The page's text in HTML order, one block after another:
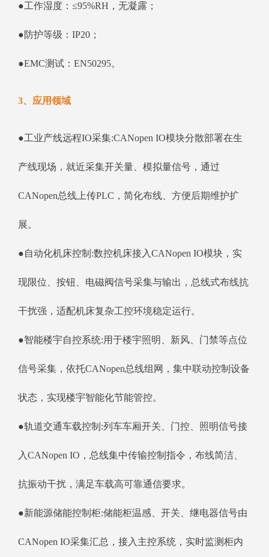
●工作湿度：≤95%RH，无凝露；
●防护等级：IP20；
●EMC测试：EN50295。
3、应用领域
●工业产线远程IO采集:CANopen IO模块分散部署在生
产线现场，就近采集开关量、模拟量信号，通过
CANopen总线上传PLC，简化布线、方便后期维护扩
展。
●自动化机床控制:数控机床接入CANopen IO模块，实
现限位、按钮、电磁阀信号采集与输出，总线式布线抗
干扰强，适配机床复杂工控环境稳定运行。
●智能楼宇自控系统:用于楼宇照明、新风、门禁等点位
信号采集，依托CANopen总线组网，集中联动控制设备
状态，实现楼宇智能化节能管控。
●轨道交通车载控制:列车车厢开关、门控、照明信号接
入CANopen IO，总线集中传输控制指令，布线简洁、
抗振动干扰，满足车载高可靠通信要求。
●新能源储能控制柜:储能柜温感、开关、继电器信号由
CANopen IO采集汇总，接入主控系统，实时监测柜内